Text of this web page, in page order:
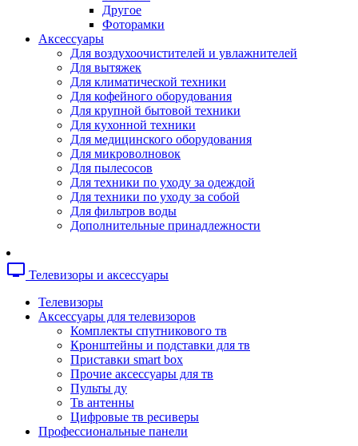
Чехлы для смартфонов
Аксессуары для смарт-часов
Аксессуары к планшетам для рисования
Офис
Принтеры лазерные
Принтеры струйные
Принтеры матричные
Мфу лазерные
Мфу струйные
Мфу светодиодные
Портативные принтеры
Принтеры для печати наклеек
Копировальные аппараты
Сканеры
Плоттеры
Ламинаторы
Телефония
Рации
Консоли для мини-атс
Системные телефоны
Телефоны
Телефоны dect
Торговое оборудование
Детектор валют
Другое
Фоторамки
Аксессуары
Для воздухоочистителей и увлажнителей
Для вытяжек
Для климатической техники
Для кофейного оборудования
Для крупной бытовой техники
Для кухонной техники
Для медицинского оборудования
Для микроволновок
Для пылесосов
Для техники по уходу за одеждой
Для техники по уходу за собой
Для фильтров воды
Дополнительные принадлежности
tv Телевизоры и аксессуары
Телевизоры
Аксессуары для телевизоров
Комплекты спутникового тв
Кронштейны и подставки для тв
Приставки smart box
Прочие аксессуары для тв
Пульты ду
Тв антенны
Цифровые тв ресиверы
Профессиональные панели